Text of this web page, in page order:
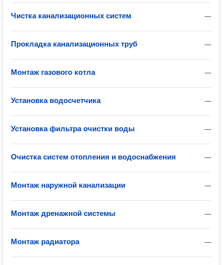
—
Чистка канализационных систем
—
Прокладка канализационных труб
—
Монтаж газового котла
—
Установка водосчетчика
—
Установка фильтра очистки воды
—
Очистка систем отопления и водоснабжения
—
Монтаж наружной канализации
—
Монтаж дренажной системы
—
Монтаж радиатора